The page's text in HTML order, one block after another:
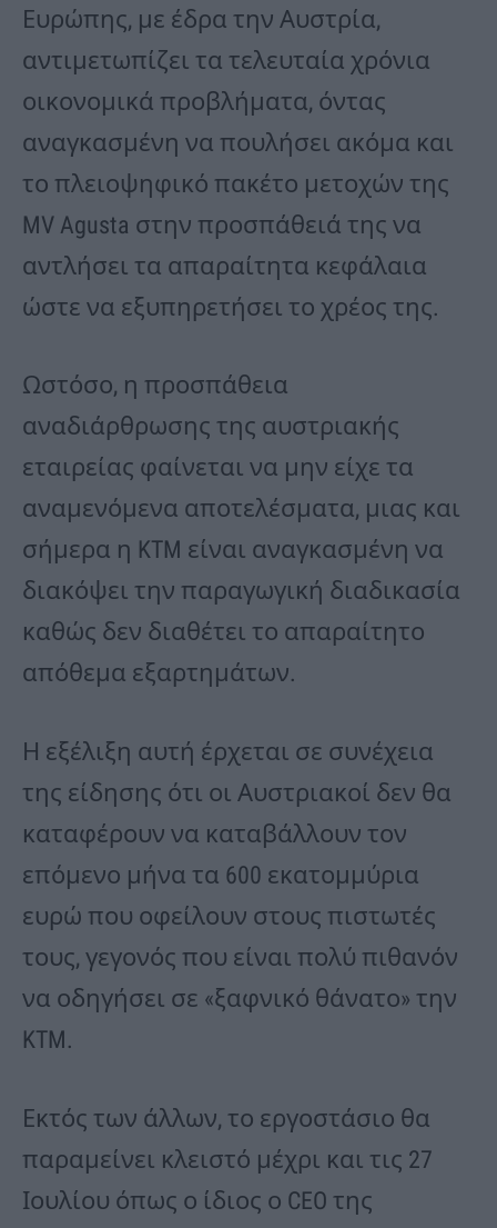
Ευρώπης, με έδρα την Αυστρία,
αντιμετωπίζει τα τελευταία χρόνια
οικονομικά προβλήματα, όντας
αναγκασμένη να πουλήσει ακόμα και
το πλειοψηφικό πακέτο μετοχών της
MV Agusta στην προσπάθειά της να
αντλήσει τα απαραίτητα κεφάλαια
ώστε να εξυπηρετήσει το χρέος της.
Ωστόσο, η προσπάθεια
αναδιάρθρωσης της αυστριακής
εταιρείας φαίνεται να μην είχε τα
αναμενόμενα αποτελέσματα, μιας και
σήμερα η KTM είναι αναγκασμένη να
διακόψει την παραγωγική διαδικασία
καθώς δεν διαθέτει το απαραίτητο
απόθεμα εξαρτημάτων.
Η εξέλιξη αυτή έρχεται σε συνέχεια
της είδησης ότι οι Αυστριακοί δεν θα
καταφέρουν να καταβάλλουν τον
επόμενο μήνα τα 600 εκατομμύρια
ευρώ που οφείλουν στους πιστωτές
τους, γεγονός που είναι πολύ πιθανόν
να οδηγήσει σε «ξαφνικό θάνατο» την
KTM.
Εκτός των άλλων, το εργοστάσιο θα
παραμείνει κλειστό μέχρι και τις 27
Ιουλίου όπως ο ίδιος ο CEO της